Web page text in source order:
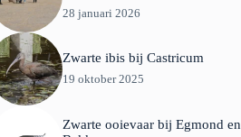
28 januari 2026
Zwarte ibis bij Castricum
19 oktober 2025
Zwarte ooievaar bij Egmond en